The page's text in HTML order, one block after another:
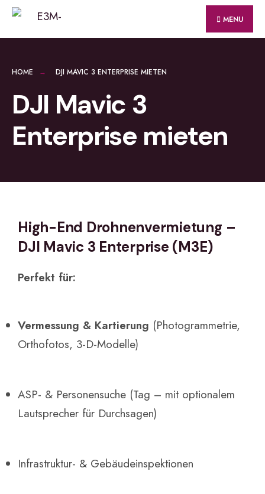
MENU
HOME DJI MAVIC 3 ENTERPRISE MIETEN
DJI Mavic 3
Enterprise mieten
High-End Drohnenvermietung –
DJI Mavic 3 Enterprise (M3E)
Perfekt für:
Vermessung & Kartierung (Photogrammetrie,
Orthofotos, 3-D-Modelle)
ASP- & Personensuche (Tag – mit optionalem
Lautsprecher für Durchsagen)
Infrastruktur- & Gebäudeinspektionen